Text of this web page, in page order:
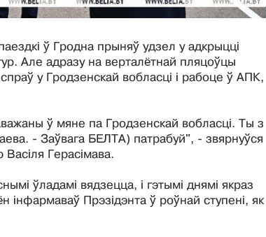
ў Гродна прыняў удзел у адкрыцці
Але адразу на верталётнай пляцоўцы
у Гродзенскай вобласці і рабоце ў АПК,
ў мяне па Гродзенскай вобласці. Ты з
- Заўвага БЕЛТА) патрабуй", - звярнуўся
Герасімава.
ўладамі вядзецца, і гэтымі днямі якраз
інфармаваў Прэзідэнта ў роўнай ступені, як